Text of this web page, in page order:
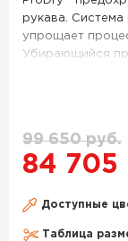
рукава.
упрощает
Убирающийся
лососем.
Куртка SIMMS
BigGame по
всей России.
99 650 руб.
84 705
Доступные
Таблица